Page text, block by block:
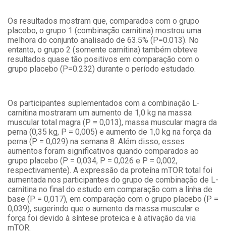
Os resultados mostram que, comparados com o grupo
placebo, o grupo 1 (combinação carnitina) mostrou uma
melhora do conjunto analisado de 63.5% (P=0.013). No
entanto, o grupo 2 (somente carnitina) também obteve
resultados quase tão positivos em comparação com o
grupo placebo (P=0.232) durante o período estudado.
Os participantes suplementados com a combinação L-
carnitina mostraram um aumento de 1,0 kg na massa
muscular total magra (P = 0,013), massa muscular magra da
perna (0,35 kg, P = 0,005) e aumento de 1,0 kg na força da
perna (P = 0,029) na semana 8. Além disso, esses
aumentos foram significativos quando comparados ao
grupo placebo (P = 0,034, P = 0,026 e P = 0,002,
respectivamente). A expressão da proteína mTOR total foi
aumentada nos participantes do grupo de combinação de L-
carnitina no final do estudo em comparação com a linha de
base (P = 0,017), em comparação com o grupo placebo (P =
0,039), sugerindo que o aumento da massa muscular e
força foi devido à síntese proteica e à ativação da via
mTOR.